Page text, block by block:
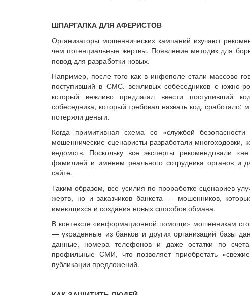
ШПАРГАЛКА ДЛЯ АФЕРИСТОВ
Организаторы мошеннических кампаний изучают
чем потенциальные жертвы. Появление методик для
повод для разработки новых.
Например, после того как в инфополе стали массово
поступивший в СМС, вежливых собеседников с южно-
который вежливо предлагал ввести поступивший
собеседника, который требовал назвать код,
потеряли деньги.
Когда примитивная схема со «службой
мошеннические сценаристы разработали многоходовки,
ведомств. Поскольку все эксперты рекомендовали
фамилией и именем реального сотрудника органов и
сайте.
Таким образом, все усилия по проработке сценариев
жертв, но и заказчиков банкета — мошенников,
имеющихся и создания новых способов обмана.
В контексте «информационной помощи» мошенникам
— украденные из банков и других организаций базы
данные, номера телефонов и даже остатки по
профильные СМИ, что позволяет приобретать
публикации предложений.